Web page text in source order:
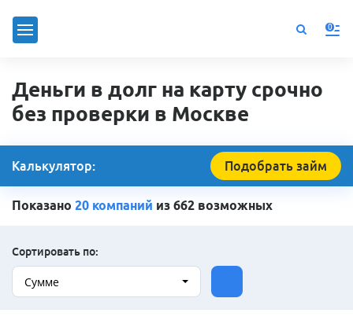
0
Деньги в долг на карту срочно
без проверки в Москве
Калькулятор: Подобрать займ
Показано 20 компаний из 662 возможных
Сортировать по:
Сумме